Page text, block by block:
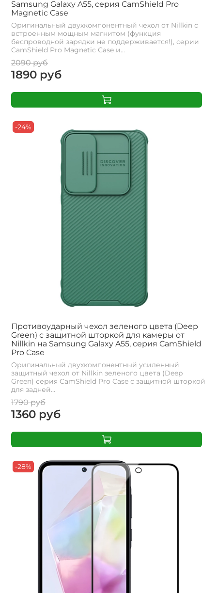
Samsung Galaxy A55, серия CamShield Pro
Magnetic Case
Оригинальный двухкомпонентный чехол от Nillkin с
встроенным мощным магнитом (функция
беспроводной зарядки не поддерживается!), серии
CamShield Pro Magnetic Case и...
2090 руб
1890 руб
-24%
Противоударный чехол зеленого цвета (Deep
Green) с защитной шторкой для камеры от
Nillkin на Samsung Galaxy A55, серия CamShield
Pro Case
Оригинальный двухкомпонентный усиленный
защитный чехол от Nillkin зеленого цвета (Deep
Green) серия CamShield Pro Case с защитной шторкой
для задней...
1790 руб
1360 руб
-28%